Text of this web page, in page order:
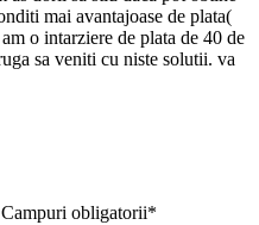
mai avantajoase de plata(
o intarziere de plata de 40 de
sa veniti cu niste solutii. va
obligatorii*